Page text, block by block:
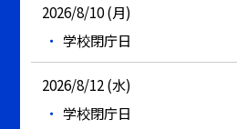
2026/8/10 (月)
学校閉庁日
2026/8/12 (水)
学校閉庁日